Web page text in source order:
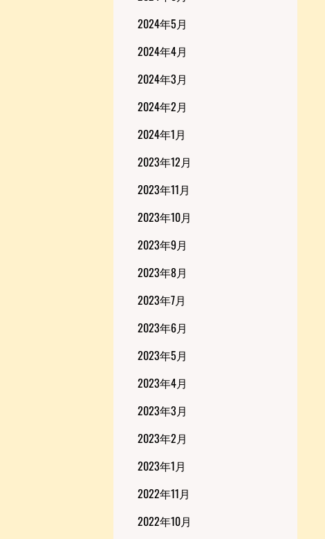
2024年5月
2024年4月
2024年3月
2024年2月
2024年1月
2023年12月
2023年11月
2023年10月
2023年9月
2023年8月
2023年7月
2023年6月
2023年5月
2023年4月
2023年3月
2023年2月
2023年1月
2022年11月
2022年10月